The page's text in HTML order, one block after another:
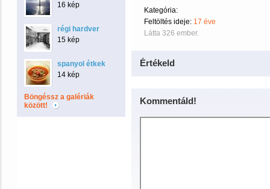
16 kép
régi hardver
15 kép
spanyol étkek
14 kép
Böngéssz a galériák
között!
Kategória:
Feltöltés ideje: 17 éve
Látta 326 ember.
Értékeld
Kommentáld!